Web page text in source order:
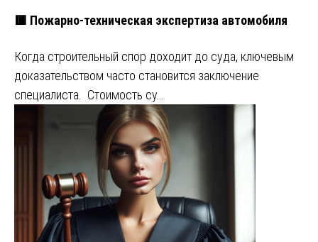
🟥 Пожарно-техническая экспертиза автомобиля
Когда строительный спор доходит до суда, ключевым
доказательством часто становится заключение
специалиста. Стоимость су…